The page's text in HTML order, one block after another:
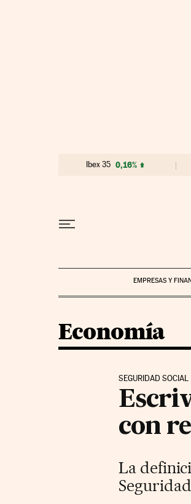
Ibex 35 0,16%
EMPRESAS Y
Economía
SEGURIDAD SOCIAL
con
La